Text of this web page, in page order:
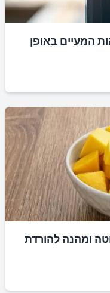
המעיים באופן
ומהנה להורדת